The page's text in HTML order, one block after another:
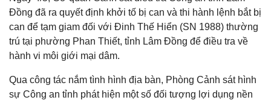
Đồng đã ra quyết định khởi tố bị can và thi hành lệnh bắt bị
can để tạm giam đối với Đinh Thế Hiển (SN 1988) thường
trú tại phường Phan Thiết, tỉnh Lâm Đồng để điều tra về
hành vi môi giới mại dâm.
Qua công tác nắm tình hình địa bàn, Phòng Cảnh sát hình
sự Công an tỉnh phát hiện một số đối tượng lợi dụng nền